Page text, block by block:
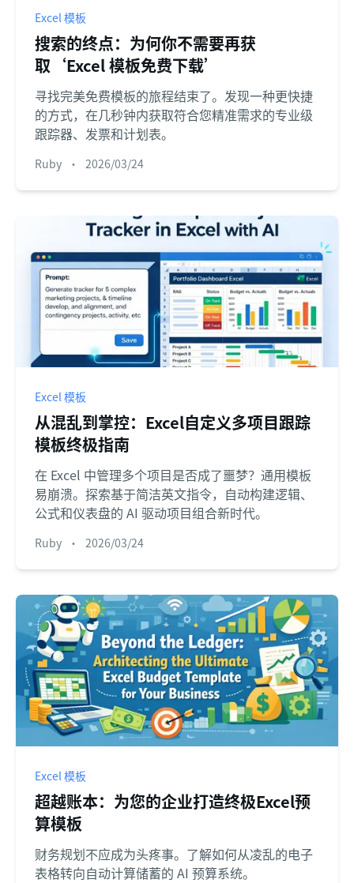
Excel 模板
搜索的终点：为何你不需要再获
取‘Excel 模板免费下载’
寻找完美免费模板的旅程结束了。发现一种更快捷
的方式，在几秒钟内获取符合您精准需求的专业级
跟踪器、发票和计划表。
Ruby • 2026/03/24
Excel 模板
从混乱到掌控：Excel自定义多项目跟踪
模板终极指南
在 Excel 中管理多个项目是否成了噩梦？通用模板
易崩溃。探索基于简洁英文指令，自动构建逻辑、
公式和仪表盘的 AI 驱动项目组合新时代。
Ruby • 2026/03/24
Excel 模板
超越账本：为您的企业打造终极Excel预
算模板
财务规划不应成为头疼事。了解如何从凌乱的电子
表格转向自动计算储蓄的 AI 预算系统。